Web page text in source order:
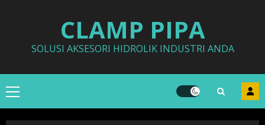
CLAMP PIPA
SOLUSI AKSESORI HIDROLIK INDUSTRI ANDA
Primary
Menu